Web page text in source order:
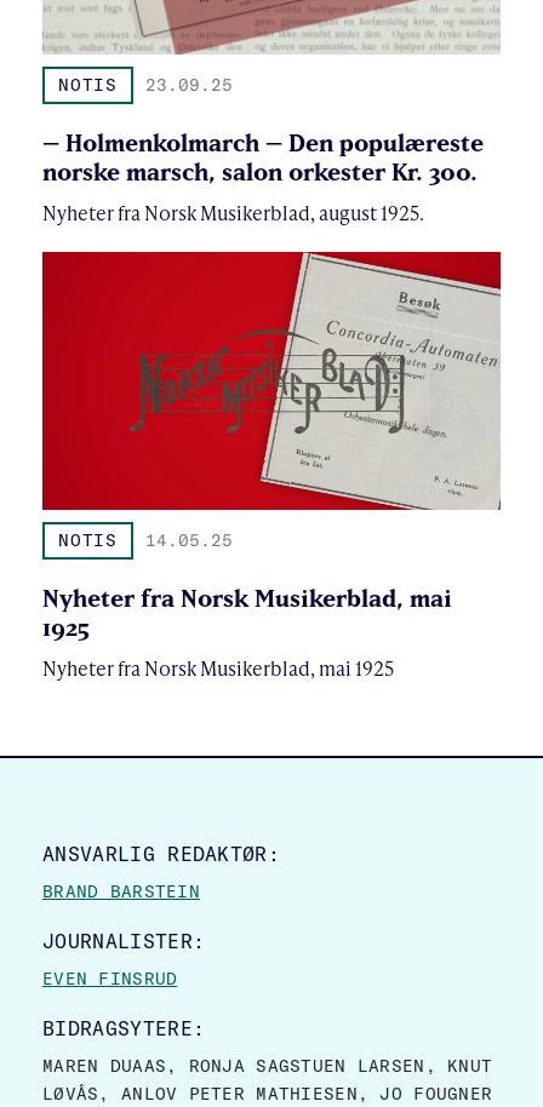
NOTIS 23.09.25
– Holmenkolmarch – Den populæreste
norske marsch, salon orkester Kr. 300.
Nyheter fra Norsk Musikerblad, august 1925.
NOTIS 14.05.25
Nyheter fra Norsk Musikerblad, mai
1925
Nyheter fra Norsk Musikerblad, mai 1925
SITE FOOTER
ANSVARLIG REDAKTØR:
BRAND BARSTEIN
JOURNALISTER:
EVEN FINSRUD
BIDRAGSYTERE:
MAREN DUAAS, RONJA SAGSTUEN LARSEN, KNUT
LØVÅS, ANLOV PETER MATHIESEN, JO FOUGNER